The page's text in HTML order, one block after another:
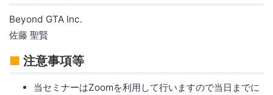
Beyond GTA Inc.
佐藤 聖賢
■ 注意事項等
当セミナーはZoomを利用して行いますので当日までに